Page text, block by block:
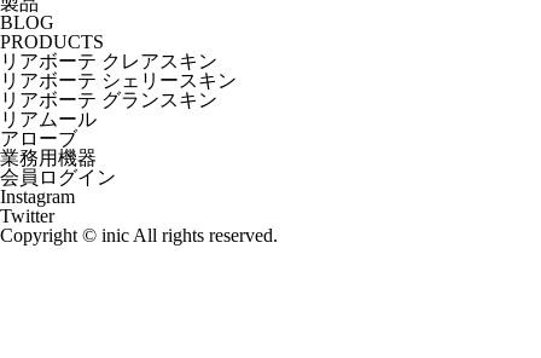
BLOG
PRODUCTS
リアボーテ クレアスキン
リアボーテ シェリースキン
リアボーテ グランスキン
リアムール
アローブ
業務用機器
会員ログイン
Instagram
Twitter
Copyright © inic All rights reserved.